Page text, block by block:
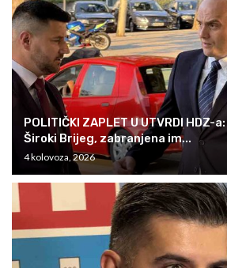
POLITIČKI ZAPLET U UTVRDI HDZ-
Široki Brijeg, zabranjena im...
4 kolovoza, 2026